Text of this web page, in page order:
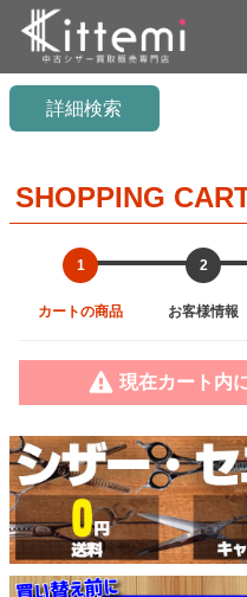
詳細検索
SHOPPING
1
カートの商品
2
お客様情報
現在カート内